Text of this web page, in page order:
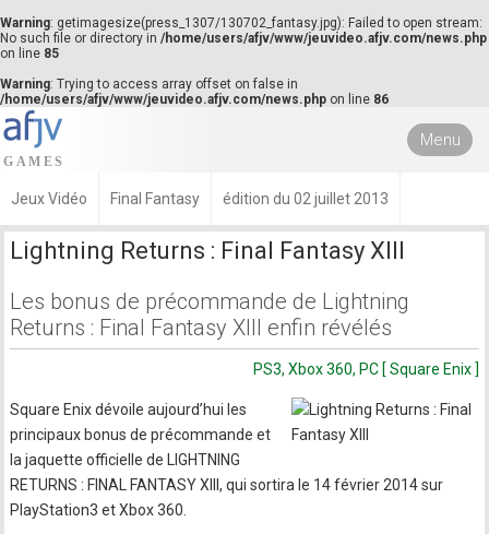
Warning: getimagesize(press_1307/130702_fantasy.jpg): Failed to open stream:
No such file or directory in /home/users/afjv/www/jeuvideo.afjv.com/news.php
on line 85
Warning: Trying to access array offset on false in
/home/users/afjv/www/jeuvideo.afjv.com/news.php on line 86
Menu
Jeux Vidéo Final Fantasy édition du 02 juillet 2013
Lightning Returns : Final Fantasy XIII
Les bonus de précommande de Lightning
Returns : Final Fantasy XIII enfin révélés
PS3, Xbox 360, PC [ Square Enix ]
Square Enix dévoile aujourd’hui les
principaux bonus de précommande et
la jaquette officielle de LIGHTNING
RETURNS : FINAL FANTASY XIII, qui sortira le 14 février 2014 sur
PlayStation3 et Xbox 360.